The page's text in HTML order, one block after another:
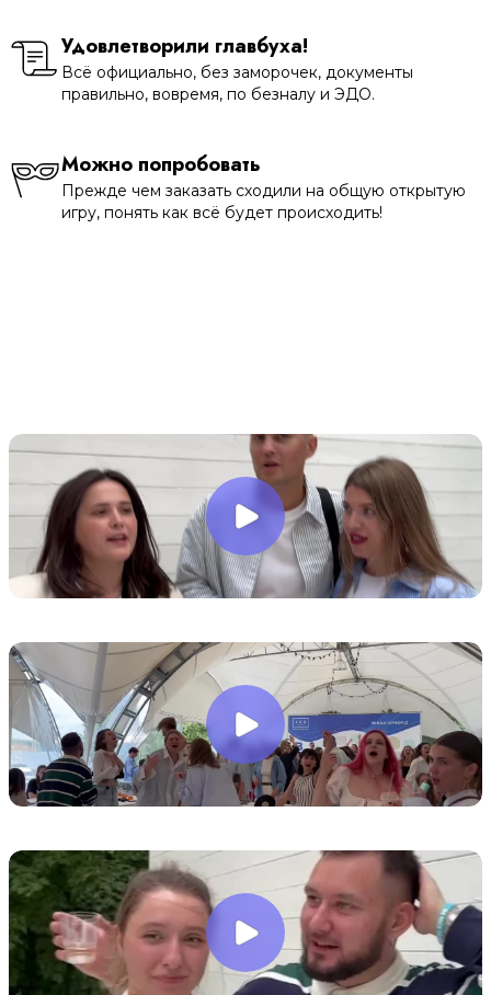
Удовлетворили главбуха!
Всё официально, без заморочек, документы
правильно, вовремя, по безналу и ЭДО.
Можно попробовать
Прежде чем заказать сходили на общую открытую
игру, понять как всё будет происходить!